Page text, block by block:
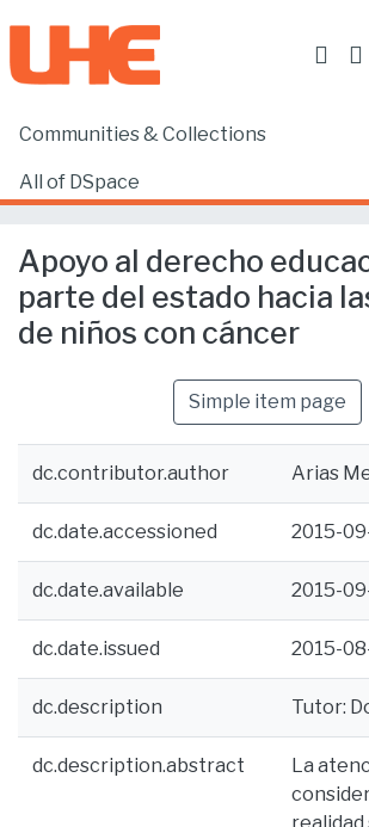
Communities & Collections
All of DSpace
Home
Facultad de Derecho
Apoyo al derecho educacional por parte del estado hacia las familias de niños con cáncer
Apoyo al derecho
parte del estado hacia
de niños con cáncer
Simple item page
dc.contributor.author Arias
dc.date.accessioned 2015-
dc.date.available 2015-
dc.date.issued 2015-
dc.description Tutor:
dc.description.abstract
La